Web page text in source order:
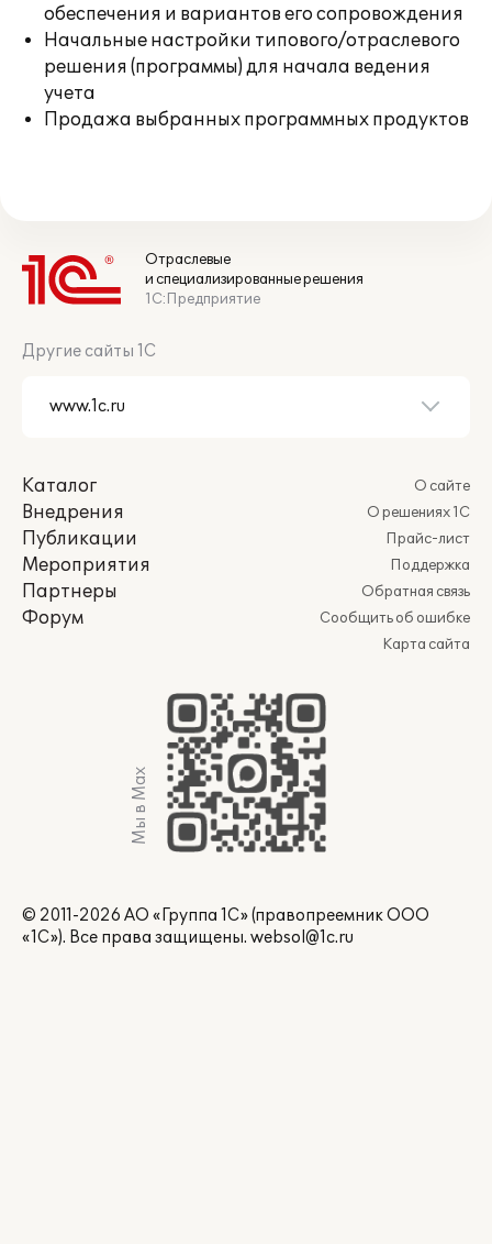
обеспечения и вариантов его сопровождения
Начальные настройки типового/отраслевого
решения (программы) для начала ведения
учета
Продажа выбранных программных продуктов
Отраслевые
и специализированные решения
1С:Предприятие
Другие сайты 1С
Каталог
Внедрения
Публикации
Мероприятия
Партнеры
Форум
О сайте
О решениях 1С
Прайс-лист
Поддержка
Обратная связь
Сообщить об ошибке
Карта сайта
Мы в Max
© 2011-2026 АО «Группа 1С» (правопреемник ООО
«1С»). Все права защищены. websol@1c.ru